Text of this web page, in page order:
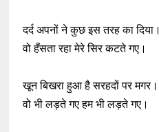
दर्द अपनों ने कुछ इस तरह का दिया।
वो हँसता रहा मेरे सिर कटते गए।
खून बिखरा हुआ है सरहदों पर मगर।
वो भी लड़ते गए हम भी लड़ते गए।